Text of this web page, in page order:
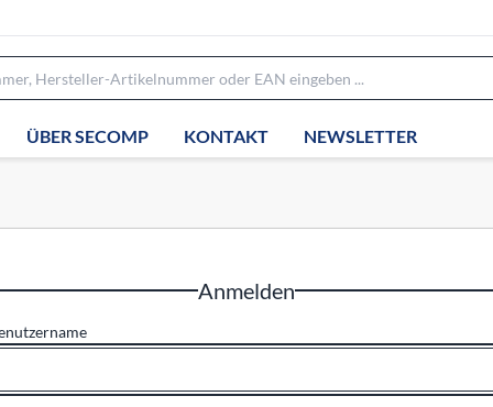
ÜBER SECOMP KONTAKT NEWSLETTER
Anmelden